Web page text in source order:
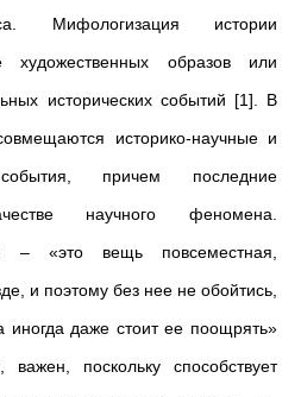
Мифологизация истории
художественных образов или
исторических событий [1]. В
историко-научные и
события, причем последние
научного феномена.
– «это вещь повсеместная,
и поэтому без нее не обойтись,
иногда даже стоит ее поощрять»
поскольку способствует